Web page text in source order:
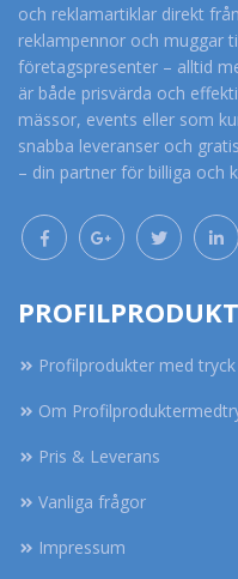
och reklamartiklar direkt
reklampennor och muggar
företagspresenter – alltid
är både prisvärda och
mässor, events eller som
snabba leveranser och
– din partner för billiga och
Profilprodukter med tryck
Om
Pris & Leverans
Vanliga frågor
Impressum